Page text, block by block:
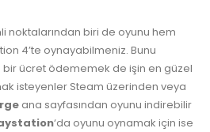
noktalarından biri de oyunu hem
4’te oynayabilmeniz. Bunu
ücret ödememek de işin en güzel
isteyenler Steam üzerinden veya
ana sayfasından oyunu indirebilir
‘da oyunu oynamak için ise